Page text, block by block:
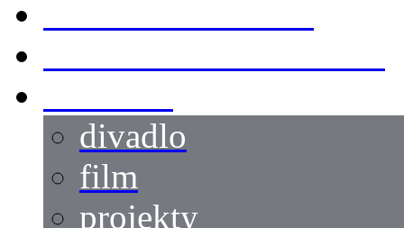
divadlo
film
projekty